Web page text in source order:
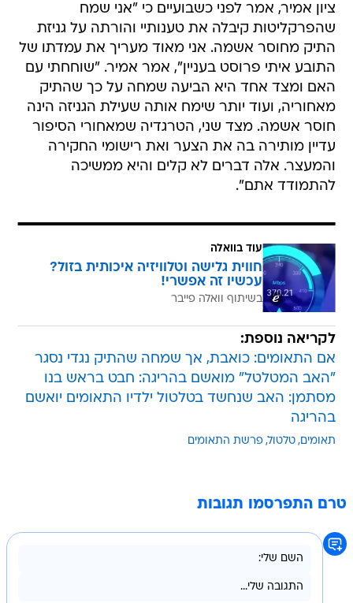
ציון אמיר, אמר לפני כשבועיים כי "אני שמח
שהפרקליטות קיבלה את טענותיי והורתה על גניזת
התיק מחוסר אשמה. אני מאוד מעריך את עמדתו של
התובע איתי פרוסט בעניין", אמר אמיר. "שוחחתי עם
האם ומצד אחד היא הביעה שמחה על כך שהתיק
מאחוריה, ועוד יותר שימח אותה שעילת הגניזה הינה
חוסר אשמה. מצד שני, הטרגדיה שמאחורי הסיפור
עדיין מותירה בה את הצער ואת רישומי החקירה
והמעצר. אלה דברים לא קלים והיא ממשיכה
להתמודד אתם".
עוד בוואלה
חווית גלישה וטלוויזיה איכותית בזול?
עכשיו זה אפשרי!
בשיתוף וואלה פייבר
לקריאה נוספת:
אם התאומים: כואבת, אך שמחה שהתיק נגדי נסגר
"האב המטלטל" מואשם בהריגה: חבט בראש בנו
מסתמן: האב שנחשד בטלטול ילדיו התאומים יואשם
בהריגה
תאומים טלטול פרשת התאומים
טרם התפרסמו תגובות